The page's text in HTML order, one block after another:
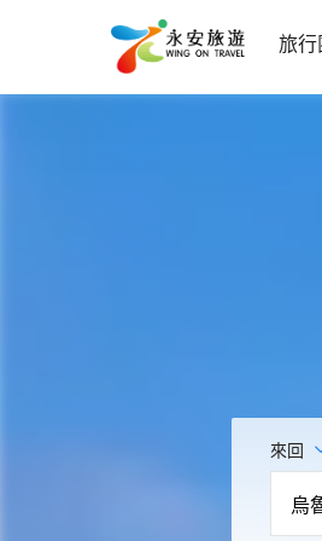
旅行
來回